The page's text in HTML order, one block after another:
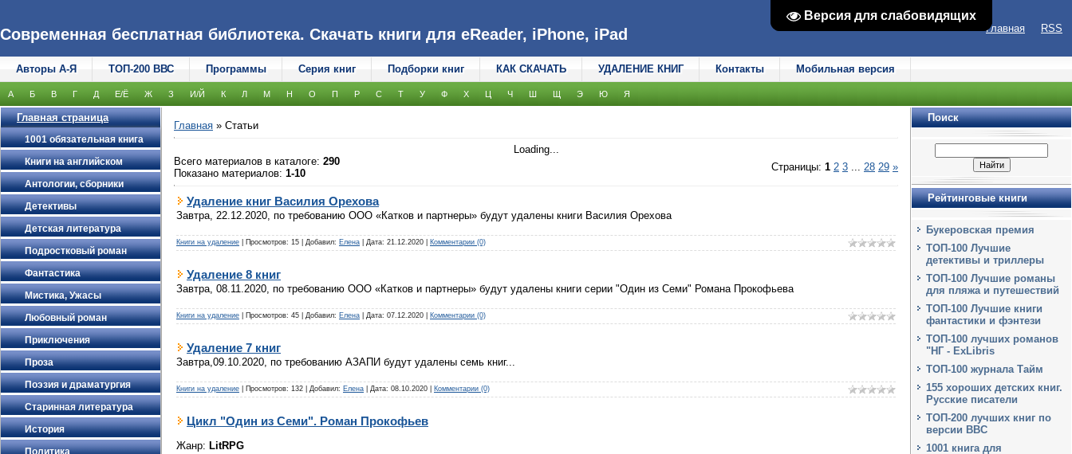
Версия для слабовидящих
Версия для слабовидящих
Современная бесплатная библиотека. Скачать книги для eReader, iPhone, iPad Главная RSS
Авторы А-Я ТОП-200 ВВС Программы Серия книг Подборки книг КАК СКАЧАТЬ УДАЛЕНИЕ КНИГ Контакты Мобильная версия
А Б В Г Д Е/Ё Ж З И/Й К Л М Н О П Р С Т У Ф Х Ц Ч Ш Щ Э Ю Я
Главная страница
1001 обязательная книга
Книги на английском
Антологии, сборники
Детективы
Детская литература
Подростковый роман
Фантастика
Мистика, Ужасы
Любовный роман
Приключения
Проза
Поэзия и драматургия
Старинная литература
История
Политика
Главная » Статьи
Loading...
Всего материалов в каталоге: 290
Показано материалов: 1-10
Страницы: 1 2 3 ... 28 29 »
Удаление книг Василия Орехова
Завтра, 22.12.2020, по требованию ООО «Катков и партнеры» будут удалены книги Василия Орехова
Книги на удаление Просмотров: 15 Добавил: Елена Дата: 21.12.2020 Комментарии (0)
Удаление 8 книг
Завтра, 08.11.2020, по требованию ООО «Катков и партнеры» будут удалены книги серии "Один из Семи" Романа Прокофьева
Книги на удаление Просмотров: 45 Добавил: Елена Дата: 07.12.2020 Комментарии (0)
Удаление 7 книг
Завтра,09.10.2020, по требованию АЗАПИ будут удалены семь книг...
Книги на удаление Просмотров: 132 Добавил: Елена Дата: 08.10.2020 Комментарии (0)
Цикл "Один из Семи". Роман Прокофьев
Жанр: LitRPG
Поиск
Рейтинговые книги
Букеровская премия
ТОП-100 Лучшие
детективы и триллеры
ТОП-100 Лучшие романы
для пляжа и путешествий
ТОП-100 Лучшие книги
фантастики и фэнтези
ТОП-100 лучших романов
"НГ - ExLibris
ТОП-100 журнала Тайм
155 хороших детских книг.
Русские писатели
ТОП-200 лучших книг по
версии BBC
1001 книга для